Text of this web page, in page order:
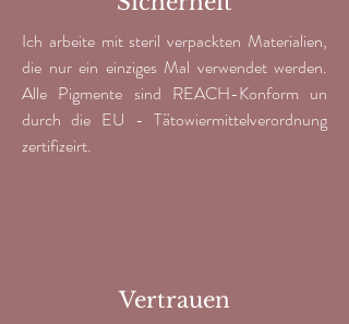
Ich arbeite mit steril verpackten Materialien,
die nur ein einziges Mal verwendet werden.
Alle Pigmente sind REACH-Konform un
durch die EU - Tätowiermittelverordnung
zertifizeirt.
Vertrauen